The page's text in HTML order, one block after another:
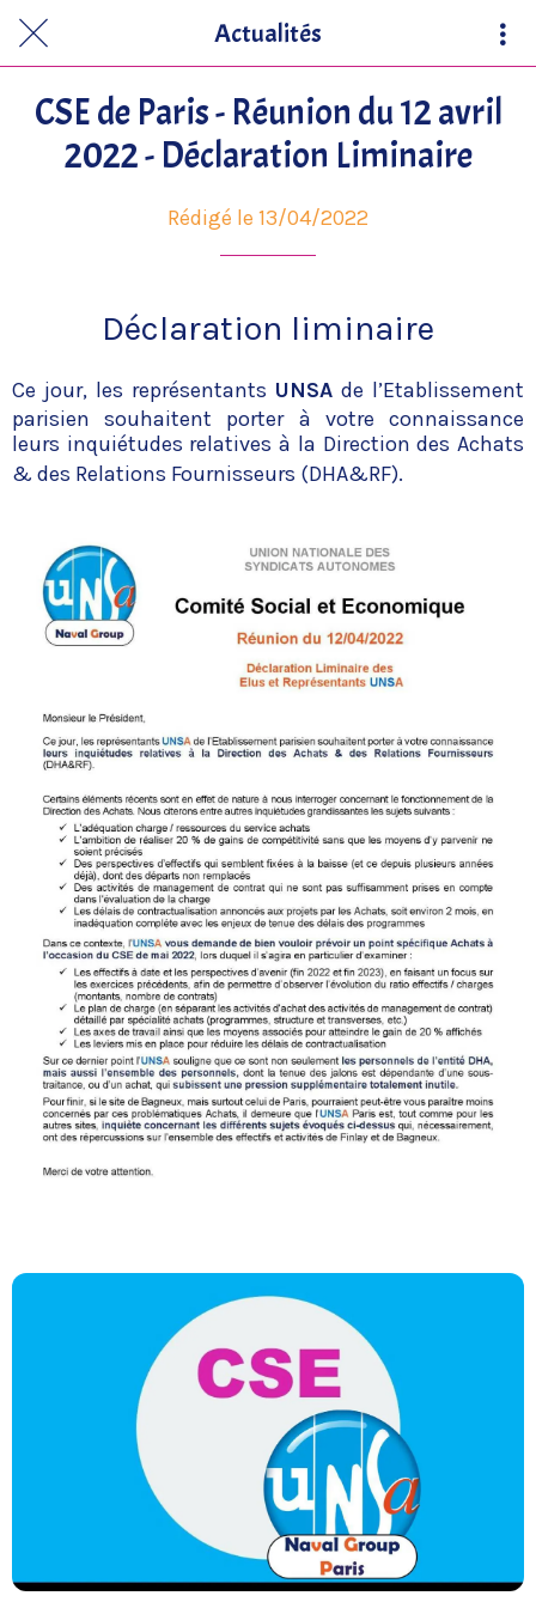
Actualités
CSE de Paris - Réunion du 12 avril
2022 - Déclaration Liminaire
Rédigé le 13/04/2022
Déclaration liminaire
Ce jour, les représentants UNSA de l’Etablissement
parisien souhaitent porter à votre connaissance
leurs inquiétudes relatives à la Direction des Achats
& des Relations Fournisseurs (DHA&RF).